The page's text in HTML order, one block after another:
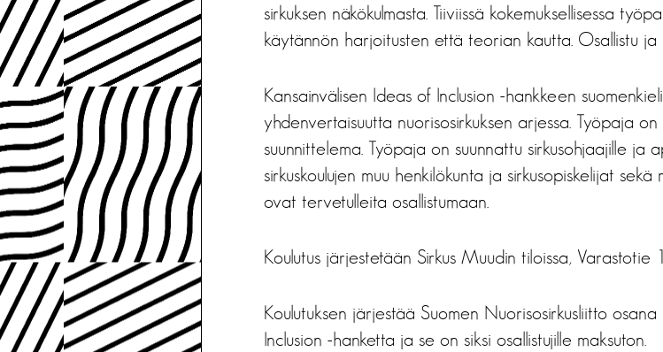
sirkuksen näkökulmasta. Tiiviissä kokemuksellisessa
käytännön harjoitusten että teorian kautta. Osallistu ja
Kansainvälisen Ideas of Inclusion -hankkeen
yhdenvertaisuutta nuorisosirkuksen arjessa. Työpaja on
suunnittelema. Työpaja on suunnattu sirkusohjaajille ja
sirkuskoulujen muu henkilökunta ja sirkusopiskelijat
ovat tervetulleita osallistumaan.
Koulutus järjestetään Sirkus Muudin tiloissa, Varastotie
Koulutuksen järjestää Suomen Nuorisosirkusliitto
Inclusion -hanketta ja se on siksi osallistujille maksuton.